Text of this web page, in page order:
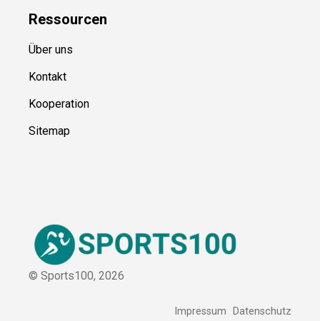
Ressourcen
Über uns
Kontakt
Kooperation
Sitemap
© Sports100, 2026
Impressum Datenschutz